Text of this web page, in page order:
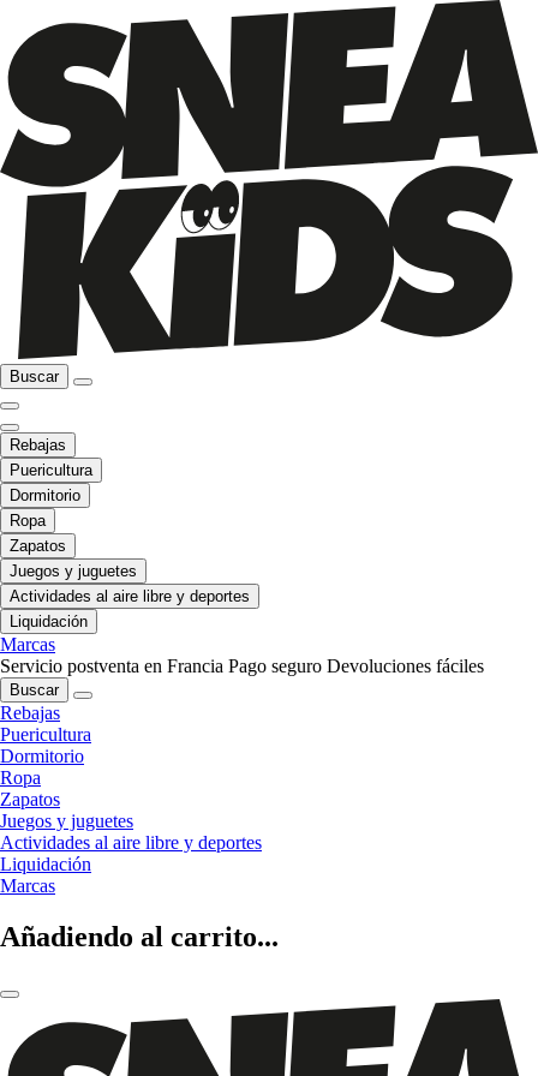
Buscar
Rebajas
Puericultura
Dormitorio
Ropa
Zapatos
Juegos y juguetes
Actividades al aire libre y deportes
Liquidación
Marcas
Servicio postventa en Francia Pago seguro Devoluciones fáciles
Buscar
Rebajas
Puericultura
Dormitorio
Ropa
Zapatos
Juegos y juguetes
Actividades al aire libre y deportes
Liquidación
Marcas
Añadiendo al carrito...